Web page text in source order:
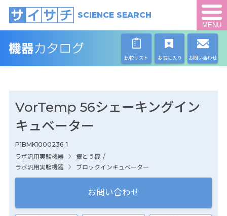
SCIENCE SEARCH
MENU
比較リスト お気に入り お問い合わせ
VorTemp 56シェーキングイン
キュベーター
P1BMK1000236-1
ラボ汎用実験機器
振とう機 /
ラボ汎用実験機器 ブロックインキュベーター
お問い合わせ